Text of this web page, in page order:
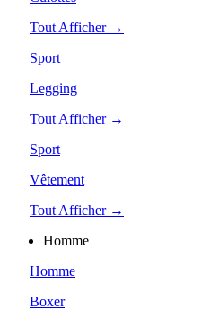
Tout Afficher →
Sport
Legging
Tout Afficher →
Sport
Vêtement
Tout Afficher →
Homme
Homme
Boxer